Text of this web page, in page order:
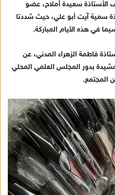
الأستاذة سعيدة أملاح، عضو
سمية آيت أبو علي، حيث شددتا
في هذه الأيام المباركة.
فاطمة الزهراء المدني، عن
مشيدة بدور المجلس العلمي المحلي
المجتمع.